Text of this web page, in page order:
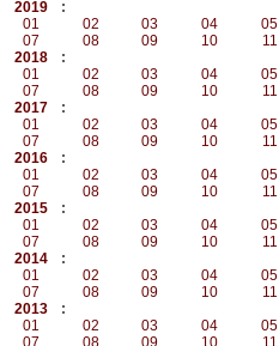
2019
:
01
02 03 04 05
07
08 09 10 11
2018
:
01
02 03 04 05
07
08 09 10 11
2017
:
01
02 03 04 05
07
08 09 10 11
2016
:
01
02 03 04 05
07
08 09 10 11
2015
:
01
02 03 04 05
07
08 09 10 11
2014
:
01
02 03 04 05
07
08 09 10 11
2013
:
01
02 03 04 05
07
08 09 10 11